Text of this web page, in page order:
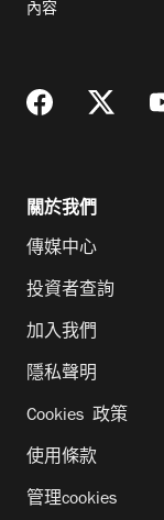
內容
關於我們
傳媒中心
投資者查詢
加入我們
隱私聲明
Cookies 政策
使用條款
管理cookies